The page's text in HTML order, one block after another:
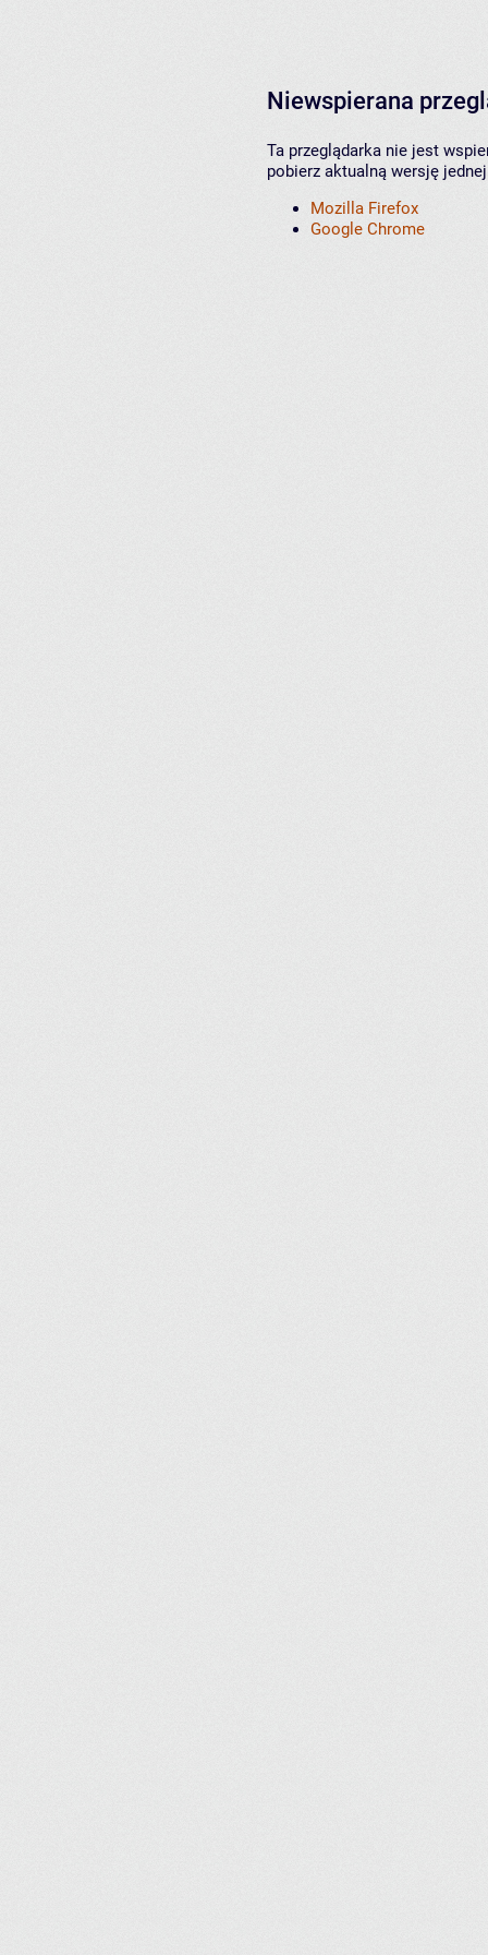
Niewspierana
Ta przeglądarka nie jest
pobierz aktualną wersję
Mozilla Firefox
Google Chrome